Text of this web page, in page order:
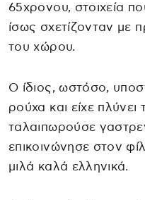
65χρονου, στοιχεία
ίσως σχετίζονταν με
του χώρου.
Ο ίδιος, ωστόσο,
ρούχα και είχε
ταλαιπωρούσε
επικοινώνησε στον
μιλά καλά ελληνικά.